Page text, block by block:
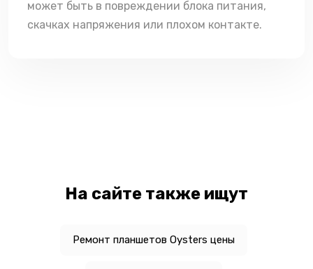
может быть в повреждении блока питания,
скачках напряжения или плохом контакте.
На сайте также ищут
Ремонт планшетов Oysters цены